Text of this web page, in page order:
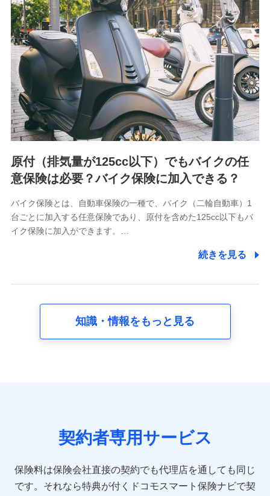
用履歴インターネット利用時の行動に関する情報、アプリケ
ーション利用時の行動に関する情報、購入されたサービスや
商品の名称・購入場所・決済に関する情報、アンケートの回
答に関する情報などが含まれます。
保険関連サービス情報
当社又は株式会社NTTドコモが提供する保険関連サービスに
関して取得し、又は保有する情報。例として、見積請求受付
時、資料請求受付時又はユーザー登録受付時に提供いただい
た情報（氏名、住所、生年月日、性別、保険契約者と被保険
者の関係、保険加入の目的、保険商品の内容、保険料、保険
料のお支払方法、車のメーカーや走行距離などの情報、建物
の構造や築年数などの情報、ペットの種類や年齢など）及び
果情報、メールマガジンを提供した際のメール内容や送信履
歴の情報及び保険の更改案内等を提供した際のメール内容や
送信履歴などの情報）が含まれます。
当社又は株式会社NTTドコモが取得し、又は保有する保険契
約に関する情報。例として、保険契約者及び被保険者の氏
名、住所、生年月日、性別、保険契約者と被保険者の関係、
方法、車のメーカーや走行距離などの情報、建物の構造や築
株式会社NTTドコモ
れらに付帯、関連する当社、株式会社NTTドコモおよび提携
会社のサービスを案内、提供するため
閲覧履歴、購買履歴、ご契約内容等のパーソナルデータを分
析して、お客さまの趣味・嗜好・傾向に応じたサービス・商
品等に関するご提案や広告の配信等を行うことがありま
原付（排気量が125cc以下）でもバイクの任
意保険は必要？バイク保険に加入できる？
バイク保険とは、自動車保険の一種で、バイク（二輪自動車）1
台ごとに加入する任意保険であり、原付を含めた125cc以下もバ
イク保険に加入ができます。…
続きを見る
知識・情報をもっと見る
契約者専用サービス
保険料は保険会社直接の契約でも代理店を通しても同じ
です。 それなら特典が付くドコモスマート保険ナビで契